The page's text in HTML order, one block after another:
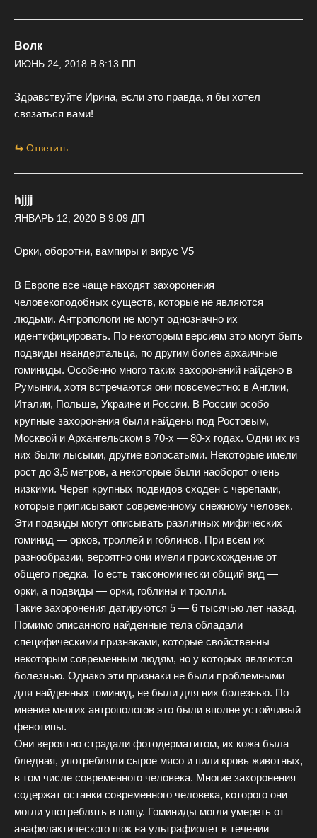
Волк
ИЮНЬ 24, 2018 В 8:13 ПП
Здравствуйте Ирина, если это правда, я бы хотел
связаться вами!
Ответить
hjjjj
ЯНВАРЬ 12, 2020 В 9:09 ДП
Орки, оборотни, вампиры и вирус V5
В Европе все чаще находят захоронения
человекоподобных существ, которые не являются
людьми. Антропологи не могут однозначно их
идентифицировать. По некоторым версиям это могут быть
подвиды неандертальца, по другим более архаичные
гоминиды. Особенно много таких захоронений найдено в
Румынии, хотя встречаются они повсеместно: в Англии,
Италии, Польше, Украине и России. В России особо
крупные захоронения были найдены под Ростовым,
Москвой и Архангельском в 70-х — 80-х годах. Одни их из
них были лысыми, другие волосатыми. Некоторые имели
рост до 3,5 метров, а некоторые были наоборот очень
низкими. Череп крупных подвидов сходен с черепами,
которые приписывают современному снежному человек.
Эти подвиды могут описывать различных мифических
гоминид — орков, троллей и гоблинов. При всем их
разнообразии, вероятно они имели происхождение от
общего предка. То есть таксономически общий вид —
орки, а подвиды — орки, гоблины и тролли.
Такие захоронения датируются 5 — 6 тысячью лет назад.
Помимо описанного найденные тела обладали
специфическими признаками, которые свойственны
некоторым современным людям, но у которых являются
болезнью. Однако эти признаки не были проблемными
для найденных гоминид, не были для них болезнью. По
мнение многих антропологов это были вполне устойчивый
фенотипы.
Они вероятно страдали фотодерматитом, их кожа была
бледная, употребляли сырое мясо и пили кровь животных,
в том числе современного человека. Многие захоронения
содержат останки современного человека, которого они
могли употреблять в пищу. Гоминиды могли умереть от
анафилактического шок на ультрафиолет в течении